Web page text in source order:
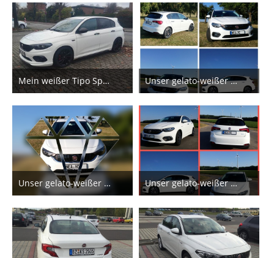
Mein weißer Tipo Sport
12. November 2021
11
Unser gelato-weißer Hatchback.
1. März 2018
9
Unser gelato-weißer Hatchback.
1. März 2018
5
Unser gelato-weißer Hatchback.
1. März 2018
7